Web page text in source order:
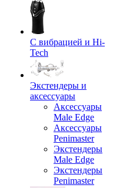
С вибрацией и Hi-
Tech
Экстендеры и
аксессуары
Аксессуары
Male Edge
Аксессуары
Penimaster
Экстендеры
Male Edge
Экстендеры
Penimaster